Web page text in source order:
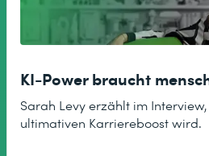
KI-Power braucht
Sarah Levy erzählt im
ultimativen Karriereboost wird.